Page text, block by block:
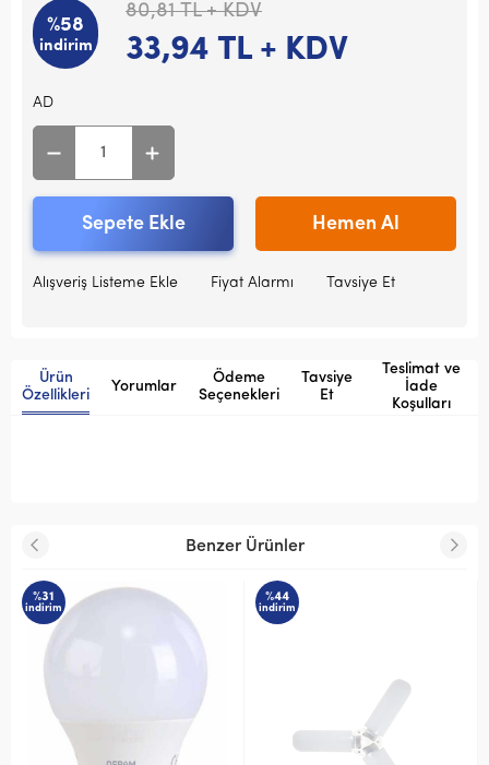
%58
indirim
80,81TL + KDV
33,94 TL + KDV
AD
Sepete Ekle Hemen Al
Alışveriş Listeme Ekle Fiyat Alarmı Tavsiye Et
Ürün
Özellikleri
Yorumlar
Ödeme
Seçenekleri
Tavsiye
Et
Teslimat ve
İade
Koşulları
Benzer Ürünler
%31
indirim
%44
indirim